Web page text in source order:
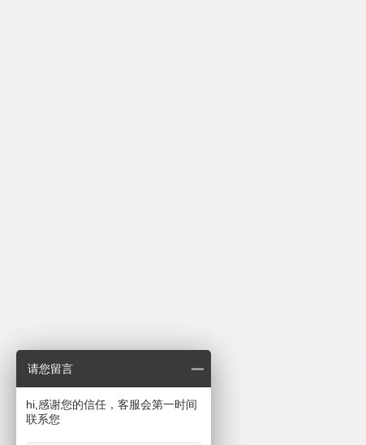
请您留言
hi,感谢您的信任，客服会第一时间
联系您